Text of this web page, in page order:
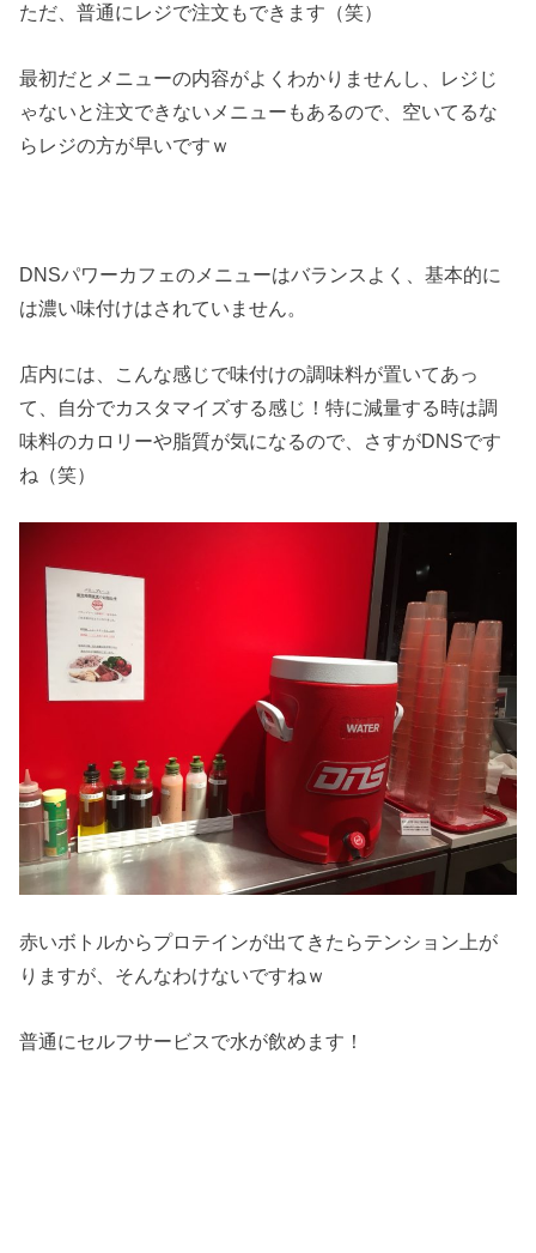
ただ、普通にレジで注文もできます（笑）
最初だとメニューの内容がよくわかりませんし、レジじ
ゃないと注文できないメニューもあるので、空いてるな
らレジの方が早いですｗ
DNSパワーカフェのメニューはバランスよく、基本的に
は濃い味付けはされていません。
店内には、こんな感じで味付けの調味料が置いてあっ
て、自分でカスタマイズする感じ！特に減量する時は調
味料のカロリーや脂質が気になるので、さすがDNSです
ね（笑）
赤いボトルからプロテインが出てきたらテンション上が
りますが、そんなわけないですねｗ
普通にセルフサービスで水が飲めます！